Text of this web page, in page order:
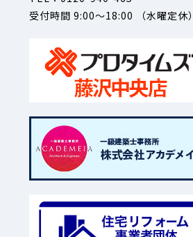
受付時間 9:00～18:00 （水曜定休）